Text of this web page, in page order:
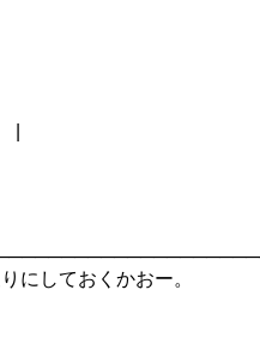
にしておくかおー。